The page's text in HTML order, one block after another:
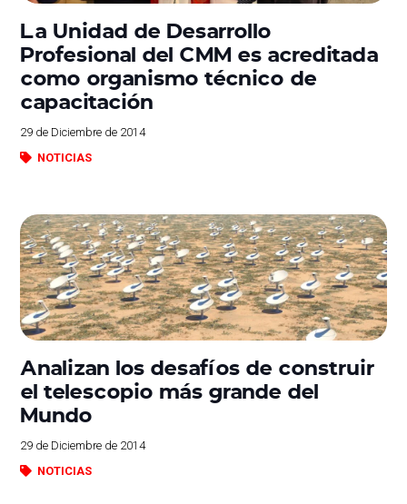
La Unidad de Desarrollo
Profesional del CMM es acreditada
como organismo técnico de
capacitación
29 de Diciembre de 2014
NOTICIAS
Analizan los desafíos de construir
el telescopio más grande del
Mundo
29 de Diciembre de 2014
NOTICIAS